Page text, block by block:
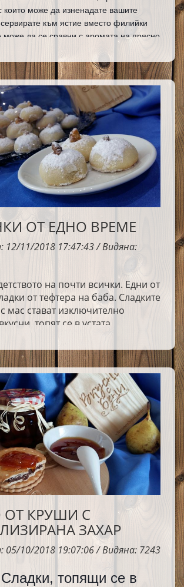
които може да изненадате вашите
сервирате към ястие вместо филийки
да се сравни с аромата на прясно
особено когато са излезли изпод
ОТ ЕДНО ВРЕМЕ
12/11/2018 17:47:43 / Видяна:
на почти всички. Едни от
от тефтера на баба. Сладките
мас стават изключително
топят се в устата.
ОТ КРУШИ С
ЗАХАР
05/10/2018 19:07:06 / Видяна: 7243
топящи се в